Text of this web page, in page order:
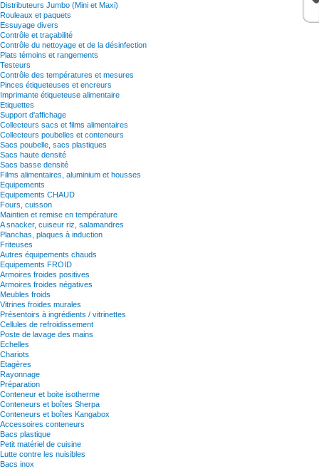
Distributeurs Jumbo (Mini et Maxi)
Rouleaux et paquets
Essuyage divers
Contrôle et traçabilité
Contrôle du nettoyage et de la désinfection
Plats témoins et rangements
Testeurs
Contrôle des températures et mesures
Pinces étiqueteuses et encreurs
Imprimante étiqueteuse alimentaire
Etiquettes
Support d'affichage
Collecteurs sacs et films alimentaires
Collecteurs poubelles et conteneurs
Sacs poubelle, sacs plastiques
Sacs haute densité
Sacs basse densité
Films alimentaires, aluminium et housses
Equipements
Equipements CHAUD
Fours, cuisson
Maintien et remise en température
A snacker, cuiseur riz, salamandres
Planchas, plaques à induction
Friteuses
Autres équipements chauds
Equipements FROID
Armoires froides positives
Armoires froides négatives
Meubles froids
Vitrines froides murales
Présentoirs à ingrédients / vitrinettes
Cellules de refroidissement
Poste de lavage des mains
Echelles
Chariots
Etagères
Rayonnage
Préparation
Conteneur et boite isotherme
Conteneurs et boîtes Sherpa
Conteneurs et boîtes Kangabox
Accessoires conteneurs
Bacs plastique
Petit matériel de cuisine
Lutte contre les nuisibles
Bacs inox